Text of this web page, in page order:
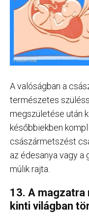
A valóságban a
természetes
megszületése után
későbbiekben
császármetszést
az édesanya vagy
múlik rajta.
13. A magzatra
kinti világban